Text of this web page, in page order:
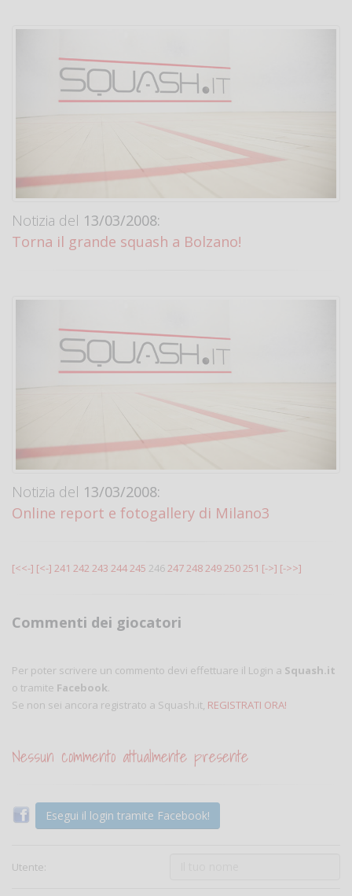
Notizia del 13/03/2008:
Torna il grande squash a Bolzano!
Notizia del 13/03/2008:
Online report e fotogallery di Milano3
[<<-] [<-] 241 242 243 244245 246247248249250251 [->] [->>]
Commenti dei giocatori
Per poter scrivere un commento devi effettuare il Login a Squash.it
o tramite Facebook.
Se non sei ancora registrato a Squash.it, REGISTRATI ORA!
Nessun commento attualmente presente
Esegui il login tramite Facebook!
Utente: